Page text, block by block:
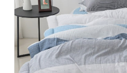
스팅 모달